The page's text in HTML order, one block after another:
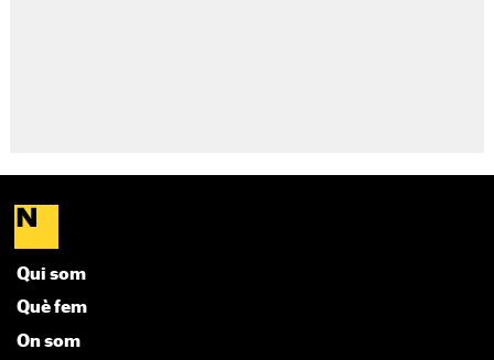
Qui som
Què fem
On som